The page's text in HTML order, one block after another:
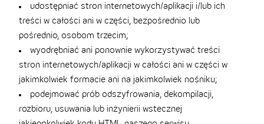
udostępniać stron internetowych/aplikacji i/lub ich
treści w całości ani w części, bezpośrednio lub
pośrednio, osobom trzecim;
wyodrębniać ani ponownie wykorzystywać treści
stron internetowych/aplikacji w całości ani w części w
jakimkolwiek formacie ani na jakimkolwiek nośniku;
podejmować prób odszyfrowania, dekompilacji,
rozbioru, usuwania lub inżynierii wstecznej